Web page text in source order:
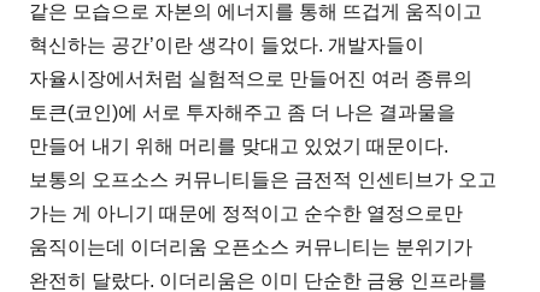
같은 모습으로 자본의 에너지를 통해 뜨겁게 움직이고
혁신하는 공간’이란 생각이 들었다. 개발자들이
자율시장에서처럼 실험적으로 만들어진 여러 종류의
토큰(코인)에 서로 투자해주고 좀 더 나은 결과물을
만들어 내기 위해 머리를 맞대고 있었기 때문이다.
보통의 오프소스 커뮤니티들은 금전적 인센티브가 오고
가는 게 아니기 때문에 정적이고 순수한 열정으로만
움직이는데 이더리움 오픈소스 커뮤니티는 분위기가
완전히 달랐다. 이더리움은 이미 단순한 금융 인프라를